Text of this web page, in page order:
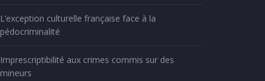
L’exception culturelle française face à la
pédocriminalité
Imprescriptibilité aux crimes commis sur des
mineurs